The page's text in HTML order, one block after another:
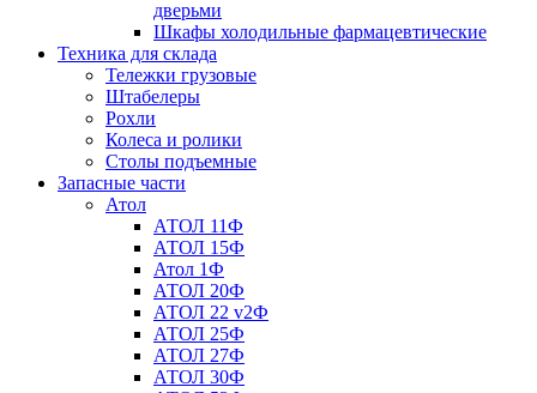
дверьми
Шкафы холодильные фармацевтические
Техника для склада
Тележки грузовые
Штабелеры
Рохли
Колеса и ролики
Столы подъемные
Запасные части
Атол
АТОЛ 11Ф
АТОЛ 15Ф
Атол 1Ф
АТОЛ 20Ф
АТОЛ 22 v2Ф
АТОЛ 25Ф
АТОЛ 27Ф
АТОЛ 30Ф